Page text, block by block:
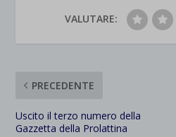
VALUTARE:
PRECEDENTE
Uscito il terzo numero della
Gazzetta della Prolattina